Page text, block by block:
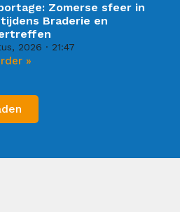
Zomerse sfeer in
Braderie en
2026 21:47
»